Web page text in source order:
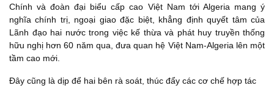
Chính và đoàn đại biểu cấp cao Việt Nam tới Algeria mang ý
nghĩa chính trị, ngoại giao đặc biệt, khẳng định quyết tâm của
Lãnh đạo hai nước trong việc kế thừa và phát huy truyền thống
hữu nghị hơn 60 năm qua, đưa quan hệ Việt Nam-Algeria lên một
tầm cao mới.
Đây cũng là dịp để hai bên rà soát, thúc đẩy các cơ chế hợp tác